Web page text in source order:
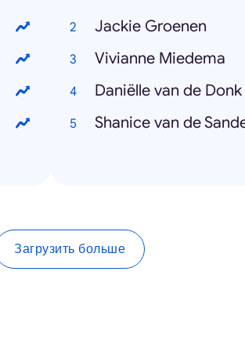
Jackie Groenen
Vivianne Miedema
Daniëlle van de Donk
Shanice van de
Загрузить больше